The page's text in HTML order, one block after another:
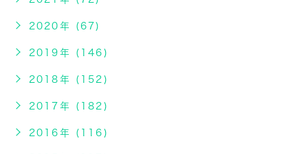
2020年 (67)
2019年 (146)
2018年 (152)
2017年 (182)
2016年 (116)